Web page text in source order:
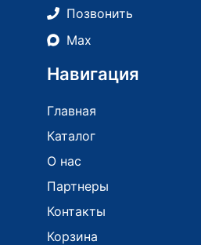
Позвонить
Max
Навигация
Главная
Каталог
О нас
Партнеры
Контакты
Корзина